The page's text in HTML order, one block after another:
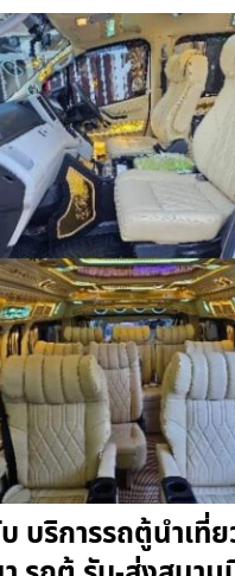
บริการรถตู้นำเที่